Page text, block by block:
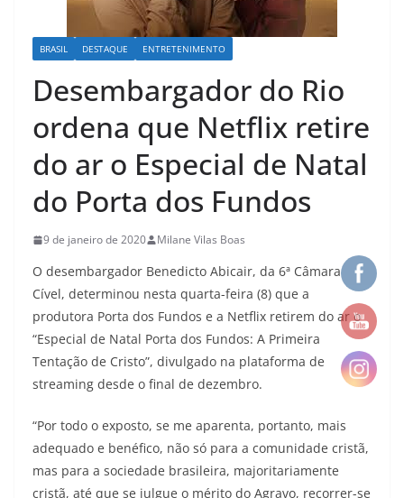
BRASIL DESTAQUE ENTRETENIMENTO
Desembargador do Rio
ordena que Netflix retire
do ar o Especial de Natal
do Porta dos Fundos
9 de janeiro de 2020 Milane Vilas Boas
O desembargador Benedicto Abicair, da 6ª Câmara
Cível, determinou nesta quarta-feira (8) que a
produtora Porta dos Fundos e a Netflix retirem do ar o
“Especial de Natal Porta dos Fundos: A Primeira
Tentação de Cristo”, divulgado na plataforma de
streaming desde o final de dezembro.
“Por todo o exposto, se me aparenta, portanto, mais
adequado e benéfico, não só para a comunidade cristã,
mas para a sociedade brasileira, majoritariamente
cristã, até que se julgue o mérito do Agravo, recorrer-se